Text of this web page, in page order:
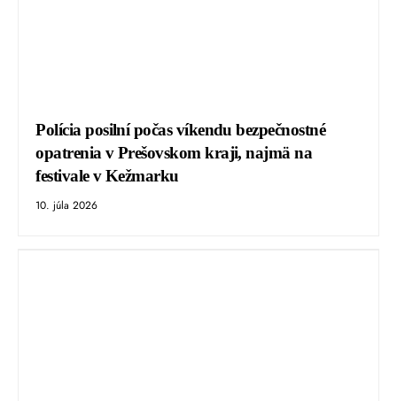
Polícia posilní počas víkendu bezpečnostné
opatrenia v Prešovskom kraji, najmä na
festivale v Kežmarku
10. júla 2026